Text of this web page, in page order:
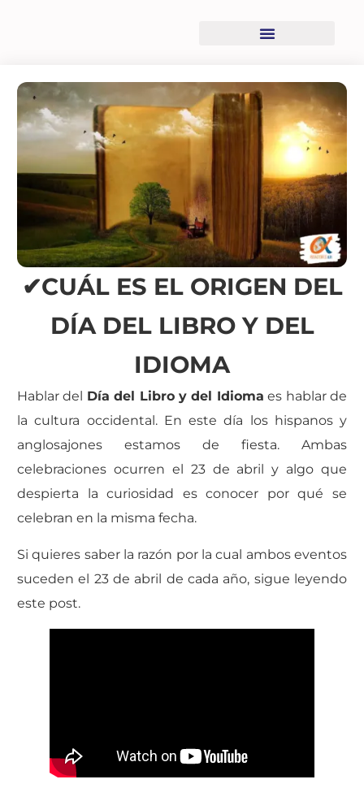
✔CUÁL ES EL ORIGEN DEL
DÍA DEL LIBRO Y DEL
IDIOMA
Hablar del Día del Libro y del Idioma es hablar de
la cultura occidental. En este día los hispanos y
anglosajones estamos de fiesta. Ambas
celebraciones ocurren el 23 de abril y algo que
despierta la curiosidad es conocer por qué se
celebran en la misma fecha.
Si quieres saber la razón por la cual ambos eventos
suceden el 23 de abril de cada año, sigue leyendo
este post.